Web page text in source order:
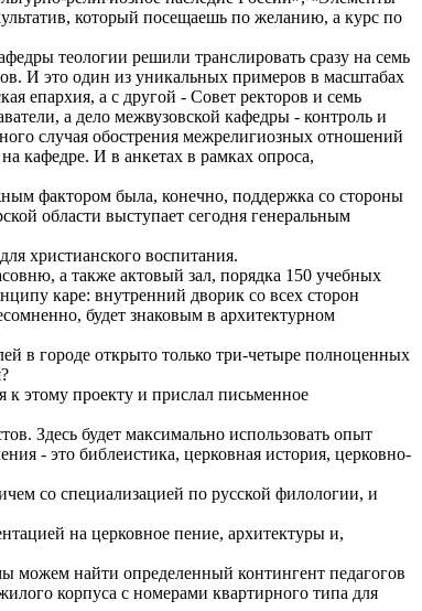
который посещаешь по желанию, а курс по
теологии решили транслировать сразу на семь
И это один из уникальных примеров в масштабах
епархия, а с другой - Совет ректоров и семь
а дело межвузовской кафедры - контроль и
случая обострения межрелигиозных отношений
кафедре. И в анкетах в рамках опроса,
фактором была, конечно, поддержка со стороны
области выступает сегодня генеральным
христианского воспитания.
а также актовый зал, порядка 150 учебных
каре: внутренний дворик со всех сторон
будет знаковым в архитектурном
в городе открыто только три-четыре полноценных
этому проекту и прислал письменное
Здесь будет максимально использовать опыт
- это библеистика, церковная история, церковно-
со специализацией по русской филологии, и
на церковное пение, архитектуры и,
можем найти определенный контингент педагогов
корпуса с номерами квартирного типа для